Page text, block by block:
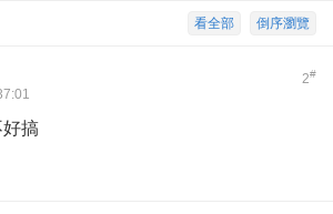
倒序瀏覽
看全部
2#
搞